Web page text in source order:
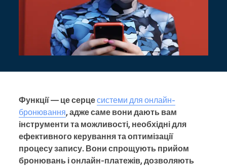
Функції — це серцесистеми для онлайн-
бронювання, адже саме вони дають вам
інструменти та можливості, необхідні для
ефективного керування та оптимізації
процесу запису. Вони спрощують прийом
бронювань і онлайн-платежів, дозволяють